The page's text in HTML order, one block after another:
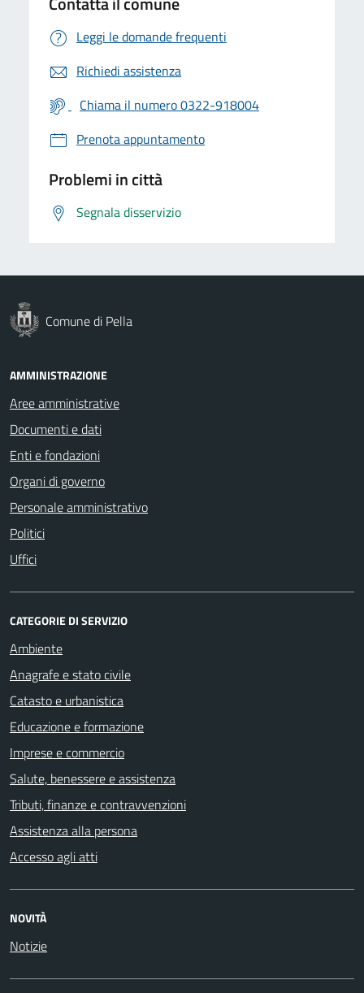
Leggi le domande frequenti
Richiedi assistenza
Chiama il numero 0322-918004
Prenota appuntamento
Problemi in città
Segnala disservizio
Comune di Pella
AMMINISTRAZIONE
Aree amministrative
Documenti e dati
Enti e fondazioni
Organi di governo
Personale amministrativo
Politici
Uffici
CATEGORIE DI SERVIZIO
Ambiente
Anagrafe e stato civile
Catasto e urbanistica
Educazione e formazione
Imprese e commercio
Salute, benessere e assistenza
Tributi, finanze e contravvenzioni
Assistenza alla persona
Accesso agli atti
NOVITÀ
Notizie